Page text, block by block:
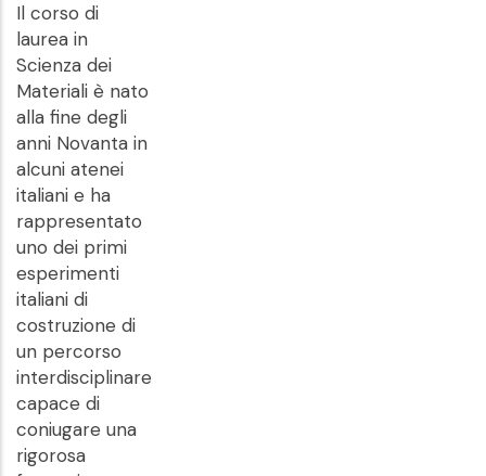
Il corso di
laurea in
Scienza dei
Materiali è nato
alla fine degli
anni Novanta in
alcuni atenei
italiani e ha
rappresentato
uno dei primi
esperimenti
italiani di
costruzione di
un percorso
interdisciplinare
capace di
coniugare una
rigorosa